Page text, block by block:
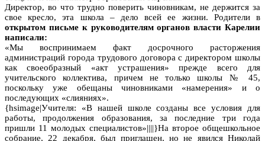
Директор, во что трудно поверить чиновникам, не держится за
свое кресло, эта школа – дело всей ее жизни. Родители в
открытом письме к руководителям органов власти Карелии
написали:
«Мы воспринимаем факт досрочного расторжения
администраций города трудового договора с директором школы
как своеобразный «акт устрашения» прежде всего для
учительского коллектива, причем не только школы № 45,
поскольку уже обещаны чиновниками «намерения» и о
последующих «слияниях».
{hsimage|Учителя: «В нашей школе созданы все условия для
работы, продолжения образования, за последние три года
пришли 11 молодых специалистов»||||}На второе общешкольное
собрание, 22 декабря, был приглашен, но не явился Николай